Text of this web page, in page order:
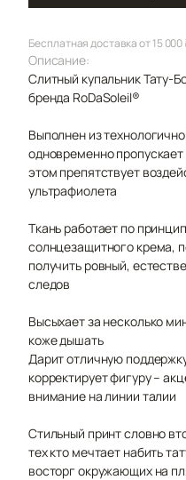
Бесплатная доставка от 15 000
Описание:
Слитный купальник Тату-
бренда RoDaSoleil®️
Выполнен из
одновременно пропускает
этом препятствует
ультрафиолета
Ткань работает по
солнцезащитного крема,
получить ровный,
следов
Высыхает за несколько
коже дышать
Дарит отличную
корректирует фигуру –
внимание на линии талии
Стильный принт словно
тех кто мечтает набить
восторг окружающих на